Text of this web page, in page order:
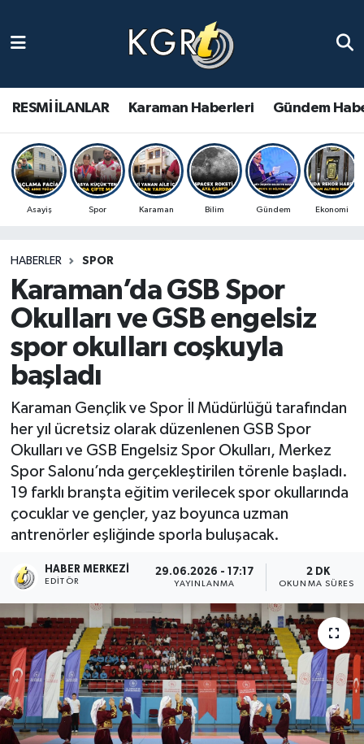
RESMİ İLANLAR Karaman Haberleri Gündem
Asayiş Spor Karaman Bilim Gündem Ekonomi
HABERLER SPOR
Karaman’da GSB Spor
Okulları ve GSB engelsiz
spor okulları coşkuyla
başladı
Karaman Gençlik ve Spor İl Müdürlüğü tarafından
her yıl ücretsiz olarak düzenlenen GSB Spor
Okulları ve GSB Engelsiz Spor Okulları, Merkez
Spor Salonu’nda gerçekleştirilen törenle başladı.
19 farklı branşta eğitim verilecek spor okullarında
çocuklar ve gençler, yaz boyunca uzman
antrenörler eşliğinde sporla buluşacak.
HABER MERKEZI
EDITÖR
29.06.2026 - 17:17
YAYINLANMA
2 DK
OKUNMA SÜRESI
Gündem Haberleri
Güncel Haberler
Spor Haberleri
Ulusal Haberler
Vefat Edenler